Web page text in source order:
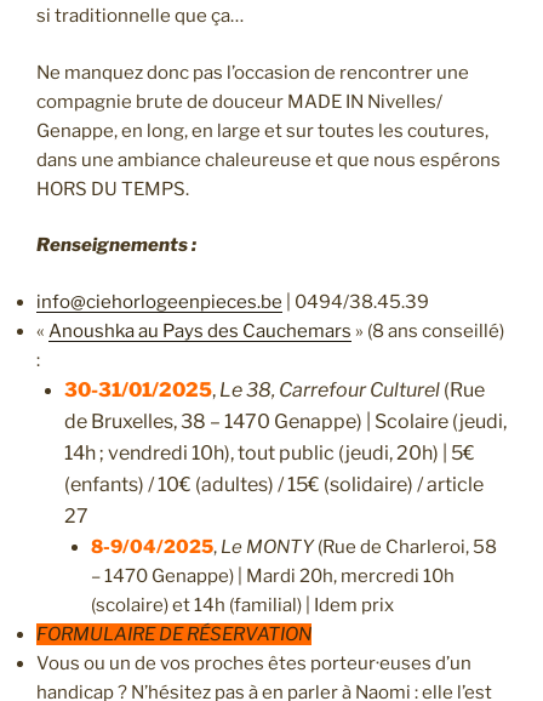
si traditionnelle que ça…
Ne manquez donc pas l’occasion de rencontrer une
compagnie brute de douceur MADE IN Nivelles/
Genappe, en long, en large et sur toutes les coutures,
dans une ambiance chaleureuse et que nous espérons
HORS DU TEMPS.
Renseignements :
info@ciehorlogeenpieces.be | 0494/38.45.39
« Anoushka au Pays des Cauchemars » (8 ans conseillé)
:
30-31/01/2025, Le 38, Carrefour Culturel(Rue
de Bruxelles, 38 – 1470 Genappe) | Scolaire (jeudi,
14h ; vendredi 10h), tout public (jeudi, 20h) | 5€
(enfants) / 10€ (adultes) / 15€ (solidaire) / article
27
8-9/04/2025, Le MONTY(Rue de Charleroi, 58
– 1470 Genappe) | Mardi 20h, mercredi 10h
(scolaire) et 14h (familial) | Idem prix
FORMULAIRE DE RÉSERVATION
Vous ou un de vos proches êtes porteur·euses d’un
handicap ? N’hésitez pas à en parler à Naomi : elle l’est